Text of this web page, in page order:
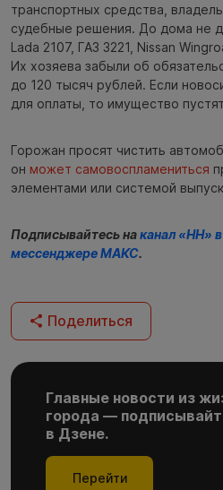
транспортных средства,
судебные решения. До дома не
Lada 2107, ГАЗ 3221, Nissan
Их хозяева забыли об
до 120 тысяч рублей. Если
для оплаты, то имущество
Горожан просят чистить
он может самовоспламениться
элементами или системой
Подписывайтесь наканал «НН»
мессенджере МАКС.
Поделиться
Главные новости из
города —
в Дзене.
Перейти